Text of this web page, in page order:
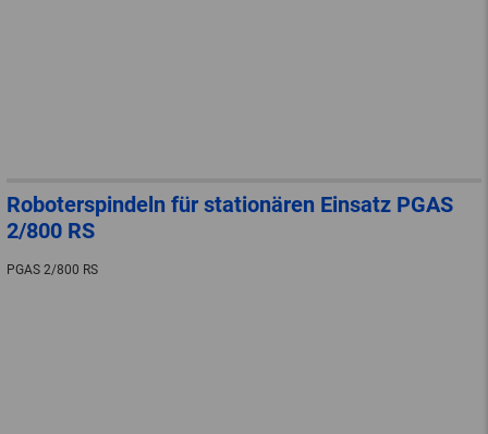
Roboterspindeln für stationären Einsatz PGAS
2/800 RS
PGAS 2/800 RS